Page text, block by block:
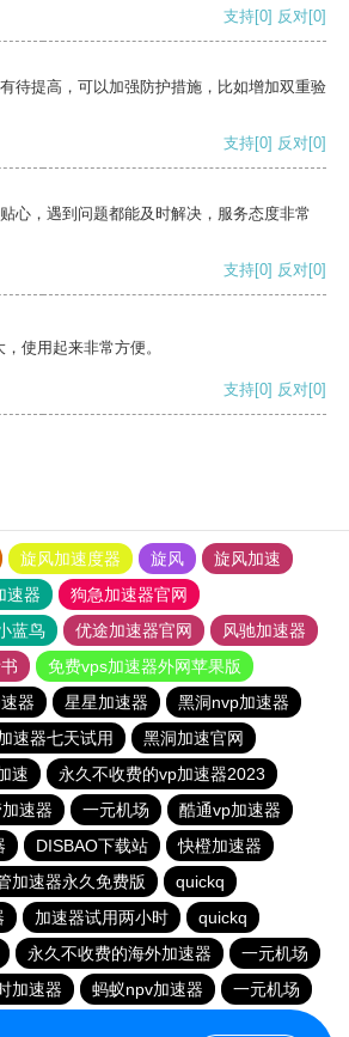
支持[0] 反对[0]
待提高，可以加强防护措施，比如增加双重验
支持[0] 反对[0]
心，遇到问题都能及时解决，服务态度非常
支持[0] 反对[0]
使用起来非常方便。
支持[0] 反对[0]
旋风加速度器 旋风
旋风加速
速器
狗急加速器官网
蓝鸟 优途加速器官网
风驰加速器
免费vps加速器外网苹果版
器 星星加速器
黑洞nvp加速器
速器七天试用
黑洞加速官网
速
永久不收费的vp加速器2023
速器 一元机场
酷通vp加速器
DISBAO下载站
快橙加速器
加速器永久免费版
quickq
加速器试用两小时
quickq
永久不收费的海外加速器
一元机场
加速器 蚂蚁npv加速器
一元机场